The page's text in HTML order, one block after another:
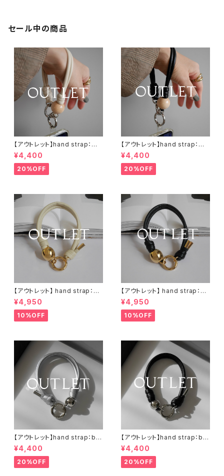
セール中の商品
【アウトレット】hand strap：ウッ
ド（M)× 1 ナチュラル / アイボリ
ー
¥4,400
20%OFF
【アウトレット】hand strap：ウッ
ド（M)× 1 ナチュラル / ブラック
¥4,400
20%OFF
【アウトレット】 hand strap：M
oval gold / アイボリー
¥4,950
10%OFF
【アウトレット】 hand strap：M
oval gold / ブラック
¥4,950
10%OFF
【アウトレット】hand strap：bal
l silver / シルバー
¥4,400
20%OFF
【アウトレット】hand strap：bal
l silver / ブラック
¥4,400
20%OFF